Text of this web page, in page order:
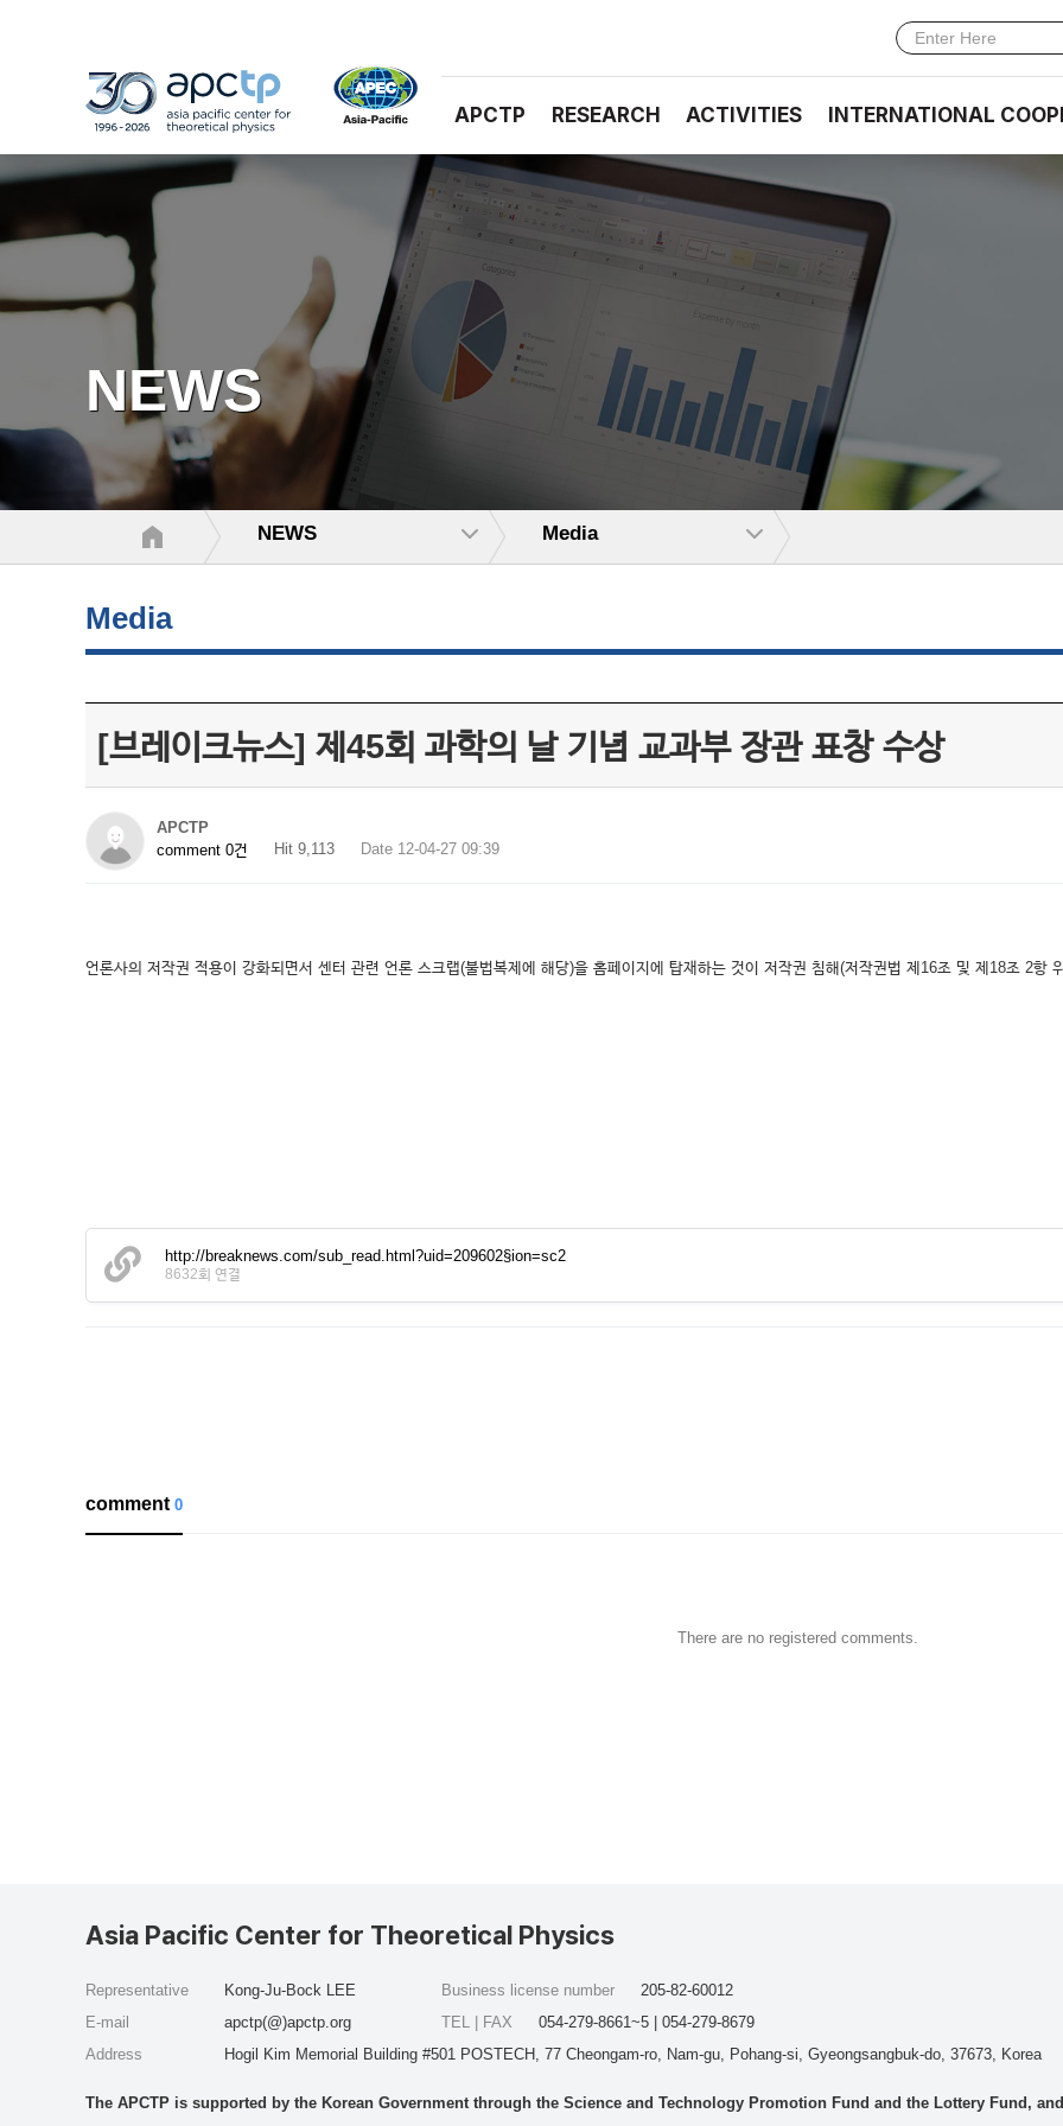
APCTP RESEARCH ACTIVITIES INTERNATIONAL
NEWS
NEWS Media
Media
[브레이크뉴스] 제45회 과학의 날 기념 교과부 장관 표창 수상
APCTP
comment 0건
Hit 9,113 Date 12-04-27 09:39
언론사의 저작권 적용이 강화되면서 센터 관련 언론 스크랩(불법복제에 해당)을 홈페이지에 탑재하는 것이 저작권 침해(저작권법 제16조 및 제18조 2항
http://breaknews.com/sub_read.html?uid=209602§ion=sc2
8632회 연결
comment0
There are no registered comments.
Asia Pacific Center for Theoretical Physics
Representative
Kong-Ju-Bock LEE
E-mail
apctp(@)apctp.org
Address
Hogil Kim Memorial Building #501 POSTECH, 77 Cheongam-ro, Nam-gu, Pohang-si, Gyeongsangbuk-do, 37673, Korea
Business license number
205-82-60012
TEL | FAX
054-279-8661~5 | 054-279-8679
The APCTP is supported by the Korean Government through the Science and Technology Promotion Fund and the Lottery Fund,